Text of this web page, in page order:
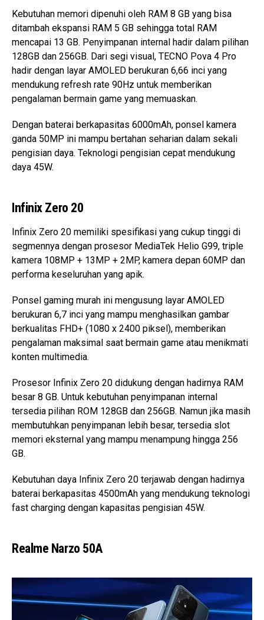
Kebutuhan memori dipenuhi oleh RAM 8 GB yang bisa
ditambah ekspansi RAM 5 GB sehingga total RAM
mencapai 13 GB. Penyimpanan internal hadir dalam pilihan
128GB dan 256GB. Dari segi visual, TECNO Pova 4 Pro
hadir dengan layar AMOLED berukuran 6,66 inci yang
mendukung refresh rate 90Hz untuk memberikan
pengalaman bermain game yang memuaskan.
Dengan baterai berkapasitas 6000mAh, ponsel kamera
ganda 50MP ini mampu bertahan seharian dalam sekali
pengisian daya. Teknologi pengisian cepat mendukung
daya 45W.
Infinix Zero 20
Infinix Zero 20 memiliki spesifikasi yang cukup tinggi di
segmennya dengan prosesor MediaTek Helio G99, triple
kamera 108MP + 13MP + 2MP, kamera depan 60MP dan
performa keseluruhan yang apik.
Ponsel gaming murah ini mengusung layar AMOLED
berukuran 6,7 inci yang mampu menghasilkan gambar
berkualitas FHD+ (1080 x 2400 piksel), memberikan
pengalaman maksimal saat bermain game atau menikmati
konten multimedia.
Prosesor Infinix Zero 20 didukung dengan hadirnya RAM
besar 8 GB. Untuk kebutuhan penyimpanan internal
tersedia pilihan ROM 128GB dan 256GB. Namun jika masih
membutuhkan penyimpanan lebih besar, tersedia slot
memori eksternal yang mampu menampung hingga 256
GB.
Kebutuhan daya Infinix Zero 20 terjawab dengan hadirnya
baterai berkapasitas 4500mAh yang mendukung teknologi
fast charging dengan kapasitas pengisian 45W.
Realme Narzo 50A